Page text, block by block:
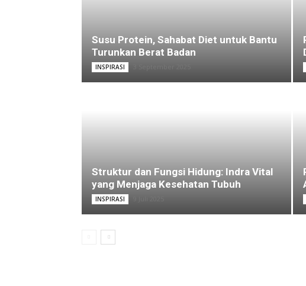
Susu Protein, Sahabat Diet untuk Bantu
Turunkan Berat Badan
INSPIRASI
Struktur dan Fungsi Hidung: Indra Vital
yang Menjaga Kesehatan Tubuh
INSPIRASI